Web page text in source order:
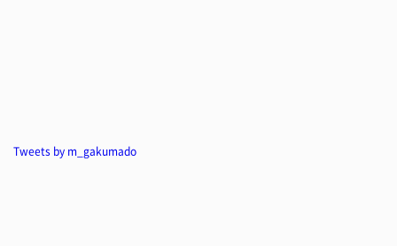
Tweets by m_gakumado